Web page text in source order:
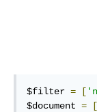
$filter = [
$document = [